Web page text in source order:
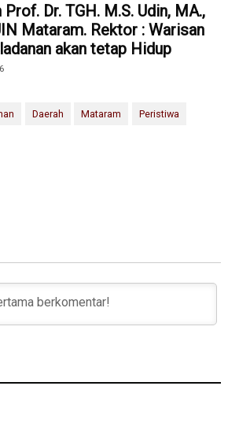
Dr. TGH. M.S. Udin, MA.,
Mataram. Rektor : Warisan
akan tetap Hidup
Daerah Mataram Peristiwa